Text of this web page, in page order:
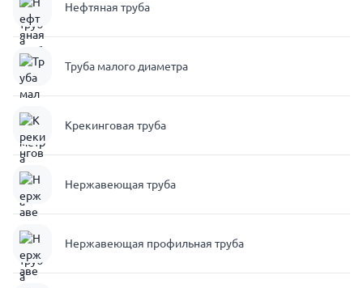
Нефтяная труба
Труба малого диаметра
Крекинговая труба
Нержавеющая труба
Нержавеющая профильная труба